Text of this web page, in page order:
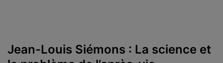
Jean-Louis Siémons : La science et